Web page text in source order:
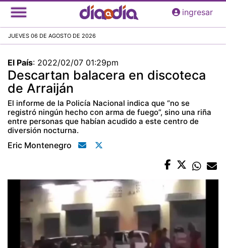
Pasar
al
principal
ingresar
JUEVES 06 DE AGOSTO DE 2026
El País: 2022/02/07 01:29pm
Descartan balacera en discoteca
de Arraiján
El informe de la Policía Nacional indica que “no se
registró ningún hecho con arma de fuego”, sino una riña
entre personas que habían acudido a este centro de
diversión nocturna.
Eric Montenegro